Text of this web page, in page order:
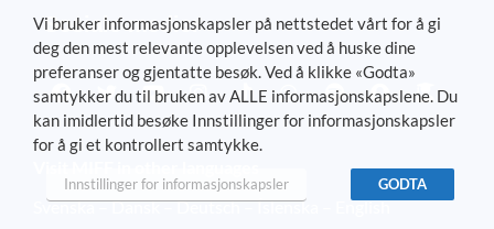
Sosiale medier
Svenska–Dansk–Deutsch–Íslenska English
Vi bruker informasjonskapsler på nettstedet vårt for å gi
deg den mest relevante opplevelsen ved å huske dine
preferanser og gjentatte besøk. Ved å klikke «Godta»
samtykker du til bruken av ALLE informasjonskapslene. Du
kan imidlertid besøke Innstillinger for informasjonskapsler
for å gi et kontrollert samtykke.
Innstillinger for informasjonskapsler GODTA